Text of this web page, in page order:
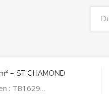
– ST CHAMOND
: TB1629…